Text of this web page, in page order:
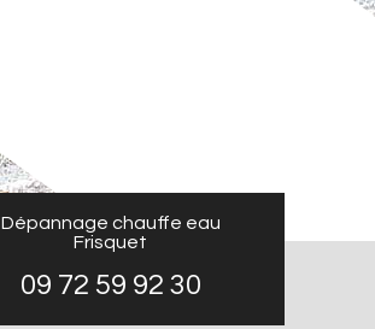
Dépannage chauffe eau
Frisquet
09 72 59 92 30